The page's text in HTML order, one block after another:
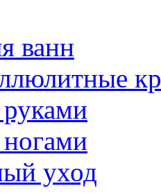
ванн
уход